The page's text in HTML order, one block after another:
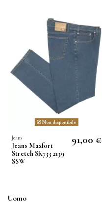
Non disponibile
Jeans
Jeans Maxfort
Stretch SK733 2139
SSW
91,00 €
Uomo